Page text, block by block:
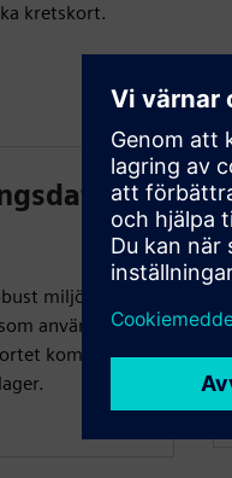
kretskort.
i
miljö för att
användare
kommer att